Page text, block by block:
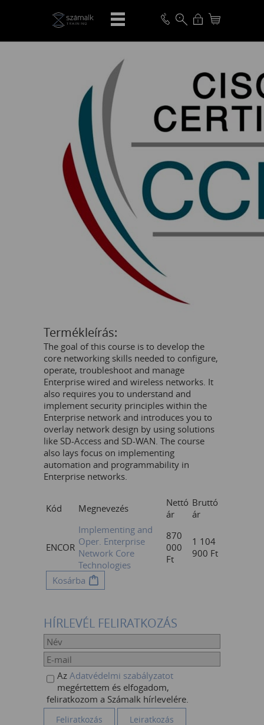
VISSZA
Termékleírás:
The goal of this course is to develop the
core networking skills needed to configure,
operate, troubleshoot and manage
Enterprise wired and wireless networks. It
also requires you to understand and
implement security principles within the
Enterprise network and introduces you to
overlay network design by using solutions
like SD-Access and SD-WAN. The course
also lays focus on implementing
automation and programmability in
Enterprise networks.
Kód Megnevezés
Nettó
ár
Bruttó
ár
ENCOR
Implementing and
Oper. Enterprise
Network Core
Technologies
870
000
Ft
1 104
900 Ft
Kosárba
HÍRLEVÉL FELIRATKOZÁS
Az Adatvédelmi szabályzatot
megértettem és elfogadom,
feliratkozom a Számalk hírlevelére.